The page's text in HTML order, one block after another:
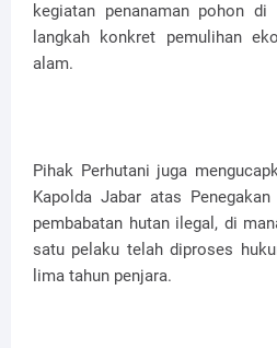
kegiatan penanaman pohon di
langkah konkret pemulihan
alam.
Pihak Perhutani juga
Kapolda Jabar atas
pembabatan hutan ilegal, di
satu pelaku telah diproses
lima tahun penjara.